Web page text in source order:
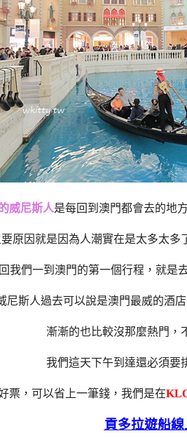
威尼斯人是每回到澳門都會去的地
要原因就是因為人潮實在是太多太多
我們一到澳門的第一個行程，就是
尼斯人過去可以說是澳門最威的酒
漸漸的也比較沒那麼熱門，
我們這天下午到達還必須要
票，可以省上一筆錢，我們是在
貢多拉遊船